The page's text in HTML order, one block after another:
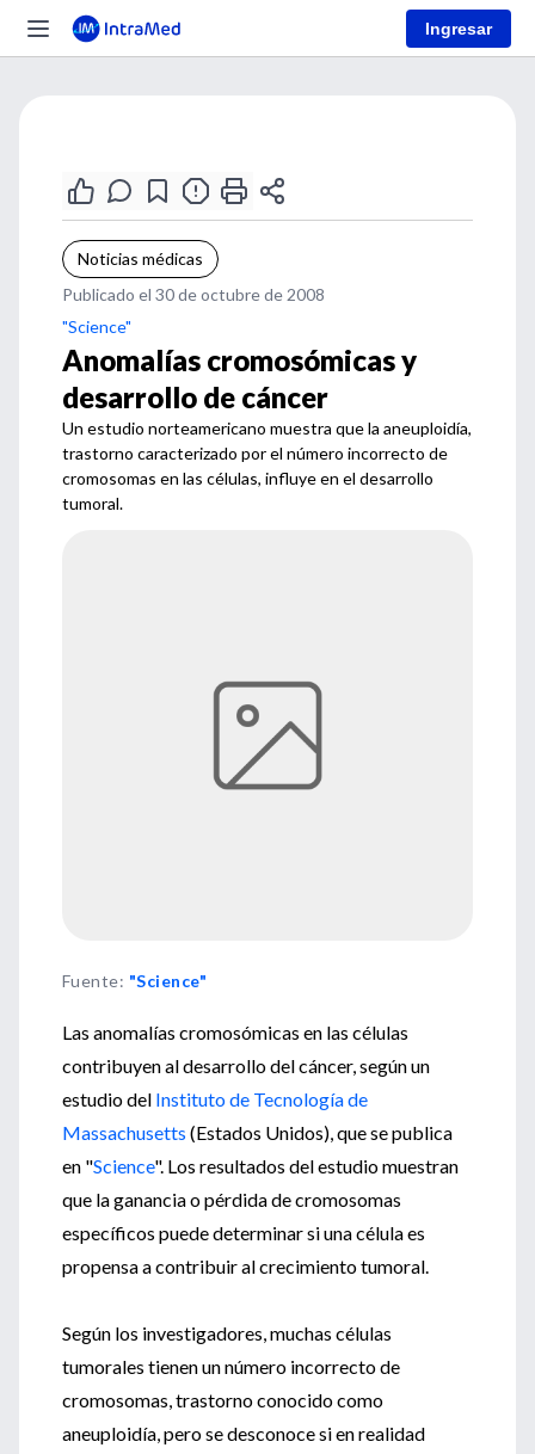
Ingresar
Noticias médicas
Publicado el 30 de octubre de 2008
"Science"
Anomalías cromosómicas y
desarrollo de cáncer
Un estudio norteamericano muestra que la aneuploidía,
trastorno caracterizado por el número incorrecto de
cromosomas en las células, influye en el desarrollo
tumoral.
Fuente: "Science"
Las anomalías cromosómicas en las células
contribuyen al desarrollo del cáncer, según un
estudio del Instituto de Tecnología de
Massachusetts (Estados Unidos), que se publica
en "Science". Los resultados del estudio muestran
que la ganancia o pérdida de cromosomas
específicos puede determinar si una célula es
propensa a contribuir al crecimiento tumoral.
Según los investigadores, muchas células
tumorales tienen un número incorrecto de
cromosomas, trastorno conocido como
aneuploidía, pero se desconoce si en realidad